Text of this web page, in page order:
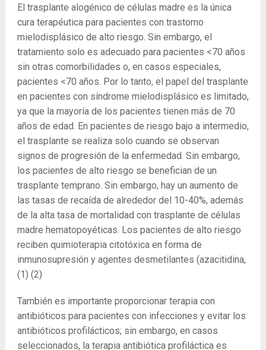
El trasplante alogénico de células madre es la única
cura terapéutica para pacientes con trastorno
mielodisplásico de alto riesgo. Sin embargo, el
tratamiento solo es adecuado para pacientes <70 años
sin otras comorbilidades o, en casos especiales,
pacientes <70 años. Por lo tanto, el papel del trasplante
en pacientes con síndrome mielodisplásico es limitado,
ya que la mayoría de los pacientes tienen más de 70
años de edad. En pacientes de riesgo bajo a intermedio,
el trasplante se realiza solo cuando se observan
signos de progresión de la enfermedad. Sin embargo,
los pacientes de alto riesgo se benefician de un
trasplante temprano. Sin embargo, hay un aumento de
las tasas de recaída de alrededor del 10-40%, además
de la alta tasa de mortalidad con trasplante de células
madre hematopoyéticas. Los pacientes de alto riesgo
reciben quimioterapia citotóxica en forma de
inmunosupresión y agentes desmetilantes (azacitidina,
(1) (2)
También es importante proporcionar terapia con
antibióticos para pacientes con infecciones y evitar los
antibióticos profilácticos; sin embargo, en casos
seleccionados, la terapia antibiótica profiláctica es